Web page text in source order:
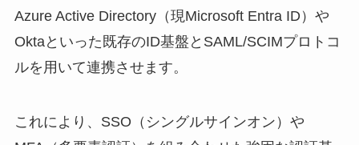
Azure Active Directory（現Microsoft Entra ID）や
Oktaといった既存のID基盤とSAML/SCIMプロトコ
ルを用いて連携させます。
これにより、SSO（シングルサインオン）や